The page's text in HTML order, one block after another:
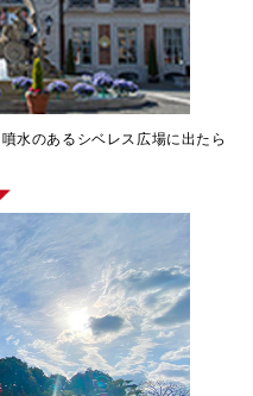
水のあるシベレス広場に出たら